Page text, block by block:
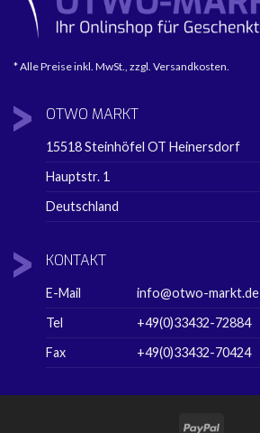
* Alle Preise inkl. MwSt., zzgl. Versandkosten.
OTWO MARKT
15518 Steinhöfel OT Heinersdorf
Hauptstr. 1
Deutschland
KONTAKT
E-Mail
info@otwo-markt.de
Tel
+49(0)33432-72884
Fax
+49(0)33432-70424
PayPal